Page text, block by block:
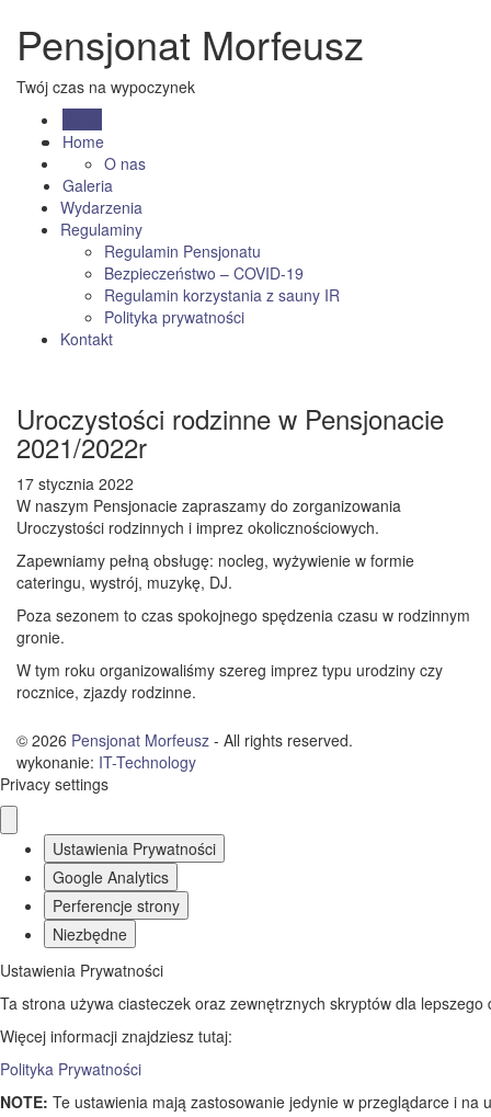
Pensjonat Morfeusz
Twój czas na wypoczynek
Home
O nas
Galeria
Wydarzenia
Regulaminy
Regulamin Pensjonatu
Bezpieczeństwo – COVID-19
Regulamin korzystania z sauny IR
Polityka prywatności
Kontakt
Uroczystości rodzinne w Pensjonacie
2021/2022r
17 stycznia 2022
W naszym Pensjonacie zapraszamy do zorganizowania
Uroczystości rodzinnych i imprez okolicznościowych.
Zapewniamy pełną obsługę: nocleg, wyżywienie w formie
cateringu, wystrój, muzykę, DJ.
Poza sezonem to czas spokojnego spędzenia czasu w rodzinnym
gronie.
W tym roku organizowaliśmy szereg imprez typu urodziny czy
rocznice, zjazdy rodzinne.
© 2026 Pensjonat Morfeusz - All rights reserved.
wykonanie: IT-Technology
Privacy settings
Ustawienia Prywatności
Google Analytics
Perferencje strony
Niezbędne
Ustawienia Prywatności
Ta strona używa ciasteczek oraz zewnętrznych skryptów dla
Więcej informacji znajdziesz tutaj:
Polityka Prywatności
NOTE: Te ustawienia mają zastosowanie jedynie w przeglądarce i na